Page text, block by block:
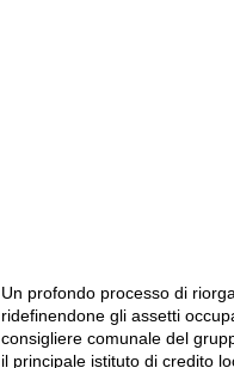
Un profondo processo di
ridefinendone gli assetti
consigliere comunale del
il principale istituto di credito